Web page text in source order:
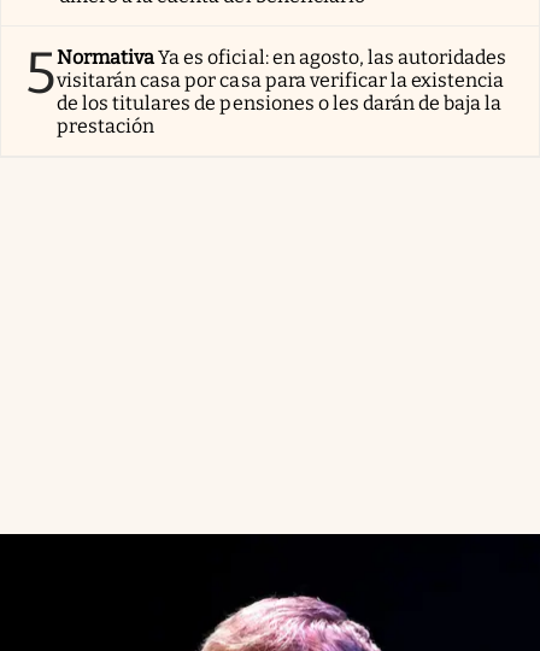
5NormativaYa es oficial: en agosto, las autoridades
visitarán casa por casa para verificar la existencia
de los titulares de pensiones o les darán de baja la
prestación